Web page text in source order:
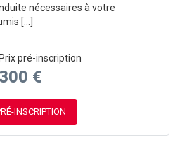
nécessaires à votre
[…]
Prix pré-inscription
300 €
INSCRIPTION